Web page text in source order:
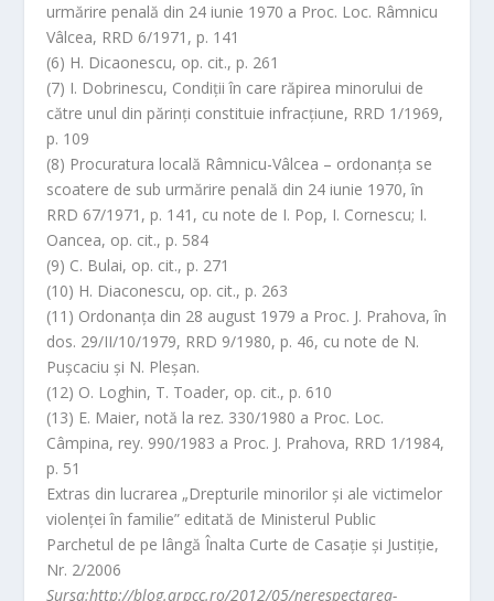
urmărire penală din 24 iunie 1970 a Proc. Loc. Râmnicu
Vâlcea, RRD 6/1971, p. 141
(6) H. Dicaonescu, op. cit., p. 261
(7) I. Dobrinescu, Condiţii în care răpirea minorului de
către unul din părinţi constituie infracţiune, RRD 1/1969,
p. 109
(8) Procuratura locală Râmnicu-Vâlcea – ordonanţa se
scoatere de sub urmărire penală din 24 iunie 1970, în
RRD 67/1971, p. 141, cu note de I. Pop, I. Cornescu; I.
Oancea, op. cit., p. 584
(9) C. Bulai, op. cit., p. 271
(10) H. Diaconescu, op. cit., p. 263
(11) Ordonanţa din 28 august 1979 a Proc. J. Prahova, în
dos. 29/II/10/1979, RRD 9/1980, p. 46, cu note de N.
Puşcaciu şi N. Pleşan.
(12) O. Loghin, T. Toader, op. cit., p. 610
(13) E. Maier, notă la rez. 330/1980 a Proc. Loc.
Câmpina, rey. 990/1983 a Proc. J. Prahova, RRD 1/1984,
p. 51
Extras din lucrarea „Drepturile minorilor și ale victimelor
violenței în familie” editată de Ministerul Public
Parchetul de pe lângă Înalta Curte de Casație și Justiție,
Nr. 2/2006
Sursa:http://blog.arpcc.ro/2012/05/nerespectarea-